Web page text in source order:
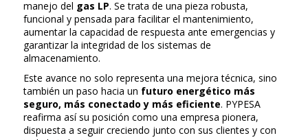
manejo del gas LP. Se trata de una pieza robusta,
funcional y pensada para facilitar el mantenimiento,
aumentar la capacidad de respuesta ante emergencias y
garantizar la integridad de los sistemas de
almacenamiento.
Este avance no solo representa una mejora técnica, sino
también un paso hacia un futuro energético más
seguro, más conectado y más eficiente. PYPESA
reafirma así su posición como una empresa pionera,
dispuesta a seguir creciendo junto con sus clientes y con